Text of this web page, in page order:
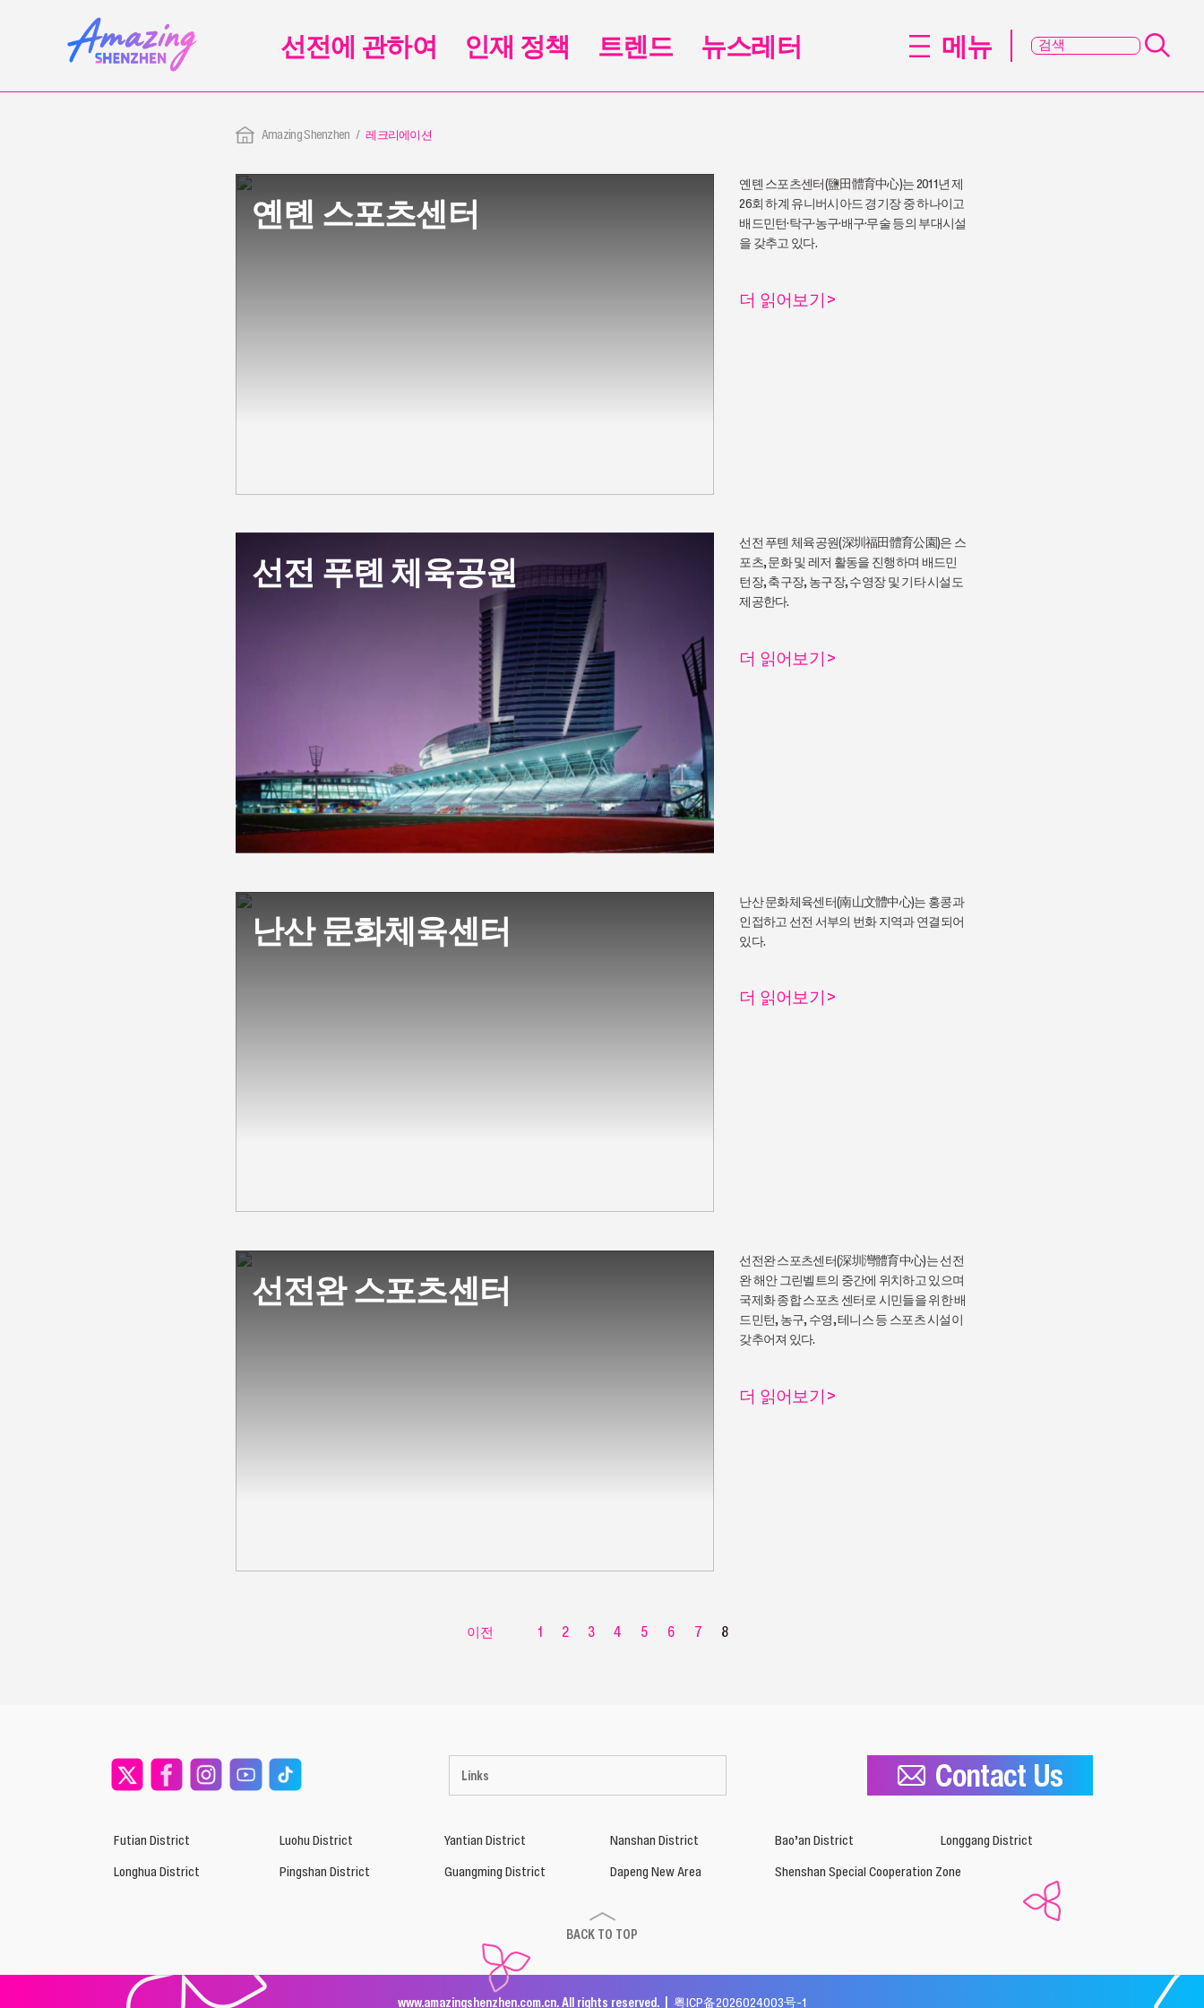
Amazing Shenzhen 레크리에이션
옌톈 스포츠센터
옌톈 스포츠센터(鹽田體育中心)는 2011년 제
26회 하계 유니버시아드 경기장 중 하나이고
배드민턴·탁구·농구·배구·무술 등의 부대시설
을 갖추고 있다.
더 읽어보기>
선전 푸톈 체육공원
선전 푸톈 체육공원(深圳福田體育公園)은 스
포츠, 문화 및 레저 활동을 진행하며 배드민
턴장, 축구장, 농구장, 수영장 및 기타 시설도
제공한다.
더 읽어보기>
난산 문화체육센터
난산 문화체육센터(南山文體中心)는 홍콩과
인접하고 선전 서부의 번화 지역과 연결되어
있다.
더 읽어보기>
선전완 스포츠센터
선전완 스포츠센터(深圳灣體育中心)는 선전
완 해안 그린벨트의 중간에 위치하고 있으며
국제화 종합 스포츠 센터로 시민들을 위한 배
드민턴, 농구, 수영, 테니스 등 스포츠 시설이
갖추어져 있다.
더 읽어보기>
이전 1 2 3 4 5 6 7 8
선전에 관하여 인재 정책 트렌드 뉴스레터 메뉴
Links Contact Us
Futian District Luohu District Yantian District Nanshan District Bao’an District
Longgang District
Longhua District
Pingshan District Guangming District Dapeng New Area Shenshan Special Cooperation Zone
BACK TO TOP
www.amazingshenzhen.com.cn. All rights reserved. | 粤ICP备2026024003号-1